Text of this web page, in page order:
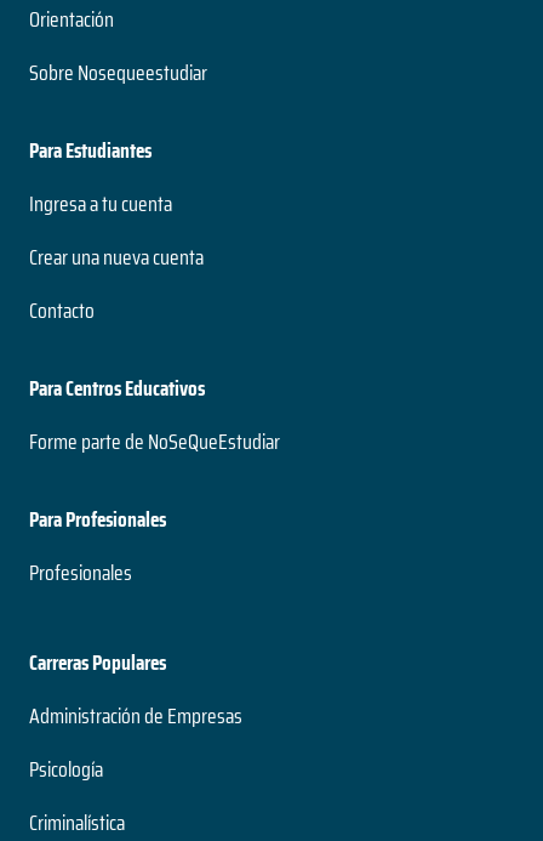
Orientación
Sobre Nosequeestudiar
Para Estudiantes
Ingresa a tu cuenta
Crear una nueva cuenta
Contacto
Para Centros Educativos
Forme parte de NoSeQueEstudiar
Para Profesionales
Profesionales
Carreras Populares
Administración de Empresas
Psicología
Criminalística